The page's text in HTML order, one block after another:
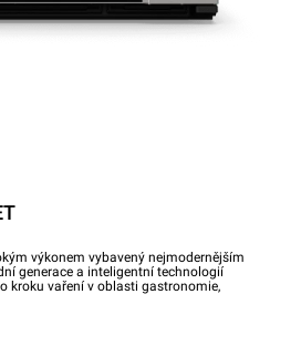
výkonem vybavený nejmodernějším
generace a inteligentní technologií
kroku vaření v oblasti gastronomie,